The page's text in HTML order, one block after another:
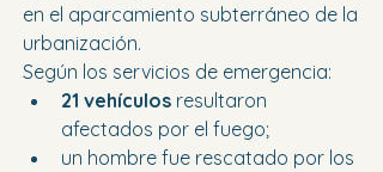
en el aparcamiento subterráneo de la
urbanización.
Según los servicios de emergencia:
21 vehículos resultaron
afectados por el fuego;
un hombre fue rescatado por los